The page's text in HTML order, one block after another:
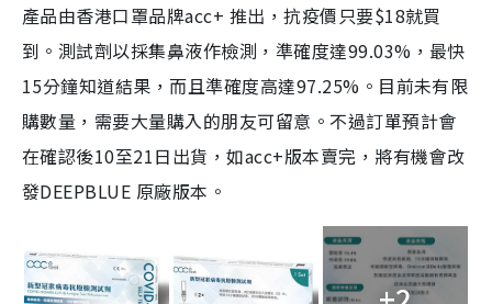
產品由香港口罩品牌acc+ 推出，抗疫價只要$18就買
到。測試劑以採集鼻液作檢測，準確度達99.03%，最快
15分鐘知道結果，而且準確度高達97.25%。目前未有限
購數量，需要大量購入的朋友可留意。不過訂單預計會
在確認後10至21日出貨，如acc+版本賣完，將有機會改
發DEEPBLUE 原廠版本。